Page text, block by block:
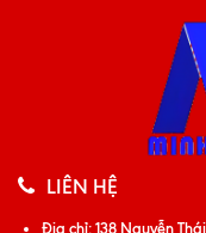
LIÊN HỆ
Địa chỉ:138 Nguyễn